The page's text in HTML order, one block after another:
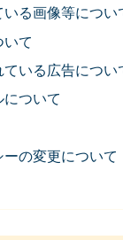
る画像等につい
て
いる広告につい
ついて
の変更について